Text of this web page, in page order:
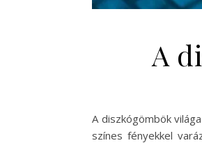
A
A diszkógömbök
színes fényekkel